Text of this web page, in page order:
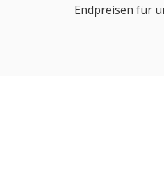
Endpreisen für